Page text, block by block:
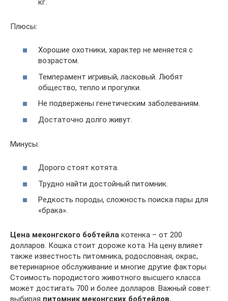
кг.
Плюсы:
Хорошие охотники, характер не меняется с
возрастом.
Темперамент игривый, ласковый. Любят
общество, тепло и прогулки.
Не подвержены генетическим заболеваниям.
Достаточно долго живут.
Минусы:
Дорого стоят котята.
Трудно найти достойный питомник.
Редкость породы, сложность поиска пары для
«брака».
Цена меконгского бобтейла котенка – от 200
долларов. Кошка стоит дороже кота. На цену влияет
также известность питомника, родословная, окрас,
ветеринарное обслуживание и многие другие факторы.
Стоимость породистого животного высшего класса
может достигать 700 и более долларов. Важный совет:
выбирая питомник меконгских бобтейлов,